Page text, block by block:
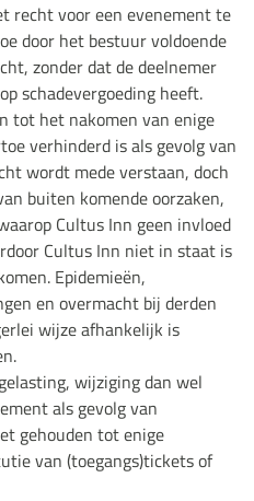
recht voor een evenement te
door het bestuur voldoende
zonder dat de deelnemer
schadevergoeding heeft.
tot het nakomen van enige
verhinderd is als gevolg van
wordt mede verstaan, doch
buiten komende oorzaken,
Cultus Inn geen invloed
Cultus Inn niet in staat is
Epidemieën,
en overmacht bij derden
wijze afhankelijk is
wijziging dan wel
als gevolg van
gehouden tot enige
van (toegangs)tickets of